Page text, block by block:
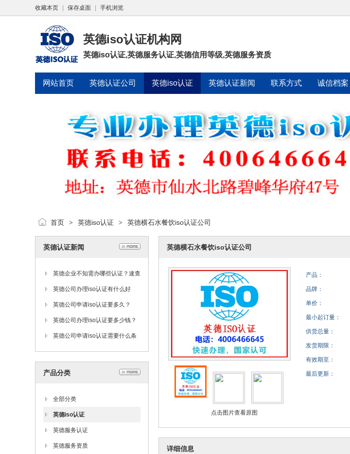
收藏本页 保存桌面 手机浏览
英德iso认证机构网
英德iso认证,英德服务认证,英德信用等级,英德服务资质
网站首页 英德认证公司 英德iso认证 英德认证新闻 联系方式 诚信档案
首页 > 英德iso认证 > 英德横石水餐饮iso认证公司
英德认证新闻
英德企业不知需办哪些认证？速查
ISO认证目录大全。
英德公司办理iso认证有什么好
处？
英德公司申请iso认证要多久？
英德公司办理iso认证要多少钱？
英德公司申请iso认证需要什么条
件？
产品分类
全部分类
英德iso认证
英德服务认证
英德服务资质
英德横石水餐饮iso认证公司
点击图片查看原图
产品：
品牌：
单价：
最小起订量：
供货总量：
发货期限：
有效期至：
最后更新：
详细信息